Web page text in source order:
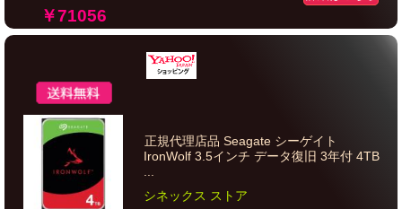
￥71056
正規代理店品 Seagate シーゲイト
IronWolf 3.5インチ データ復旧 3年付 4TB
シネックス ストア